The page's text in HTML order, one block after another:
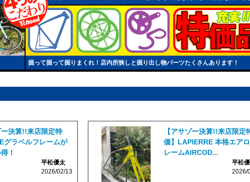
掘って掘って掘りまくれ！店内所狭しと掘り出し物パーツたくさんあります！
ー決算!!来店限定特
グラベルフレームが
！
平松優太
2026/02/13
【アサゾー決算!!来店限定
価】LAPIERRE 本格エア
レームAIRCOD...
平松
2026/